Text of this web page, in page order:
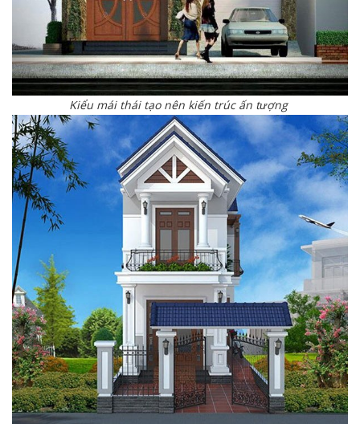
Kiểu mái thái tạo nên kiến trúc ấn tượng